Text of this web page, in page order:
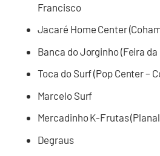
Francisco
Jacaré Home Center
Banca do Jorginho (Feira
Toca do Surf (Pop Center –
Marcelo Surf
Mercadinho K-Frutas
Degraus